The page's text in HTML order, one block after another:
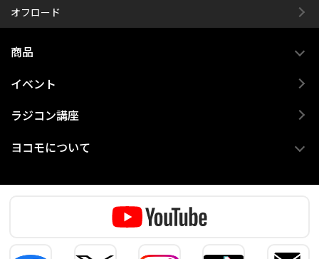
オフロード
商品
イベント
ラジコン講座
ヨコモについて